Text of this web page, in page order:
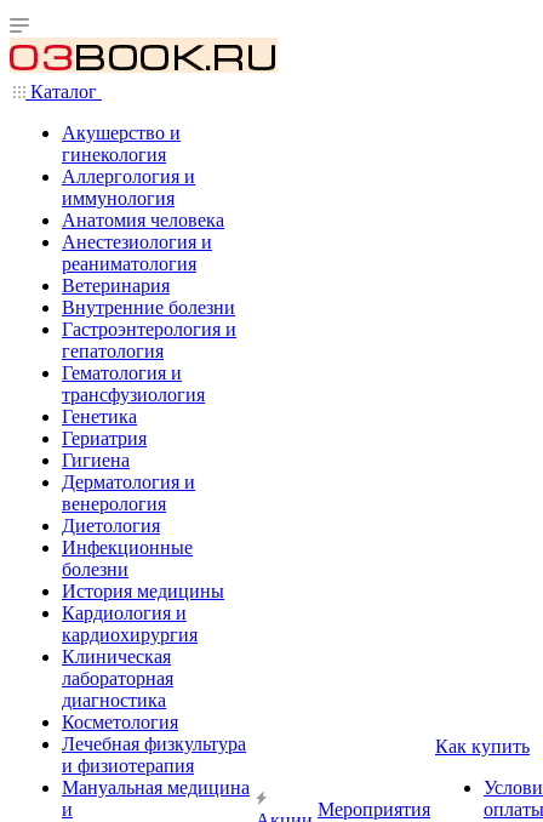
Каталог
Акушерство и
гинекология
Аллергология и
иммунология
Анатомия человека
Анестезиология и
реаниматология
Ветеринария
Внутренние болезни
Гастроэнтерология и
гепатология
Гематология и
трансфузиология
Генетика
Гериатрия
Гигиена
Дерматология и
венерология
Диетология
Инфекционные
болезни
История медицины
Кардиология и
кардиохирургия
Клиническая
лабораторная
диагностика
Косметология
Лечебная физкультура
и физиотерапия
Мануальная медицина
и
Мероприятия
Как купить
оплаты